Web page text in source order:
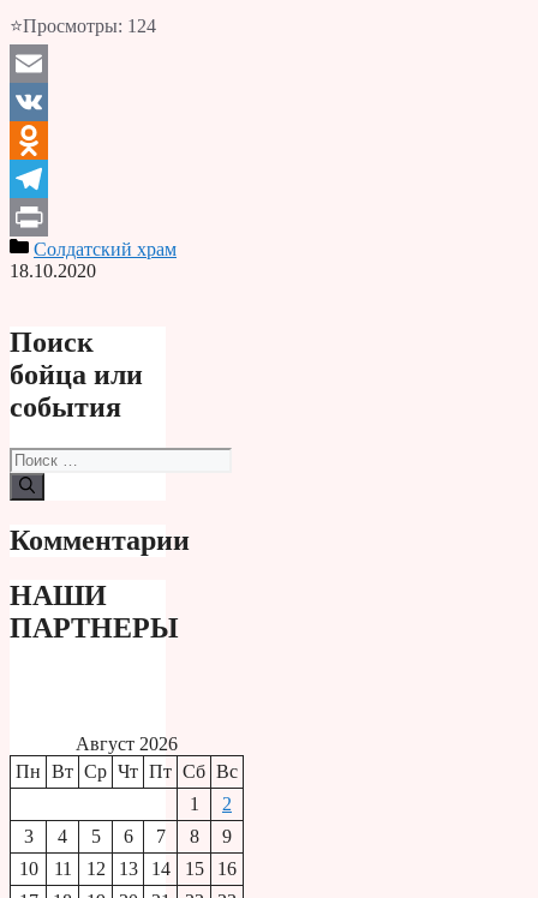
⭐Просмотры: 124
Email
VK
Odnoklassniki
Telegram
PrintСолдатский храм
18.10.2020
Поиск
бойца или
события
Поиск:
Комментарии
НАШИ
ПАРТНЕРЫ
Август 2026
Пн Вт Ср Чт Пт Сб Вс
1
2
3
4 5 6 7 8
9
10
11 12 13 14 15
16